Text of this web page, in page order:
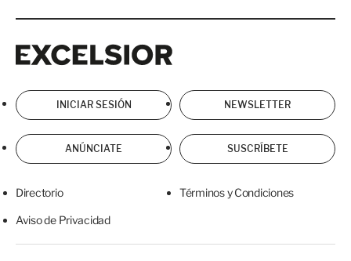
INICIAR SESIÓN NEWSLETTER
ANÚNCIATE SUSCRÍBETE
Directorio Términos y Condiciones
Aviso de Privacidad